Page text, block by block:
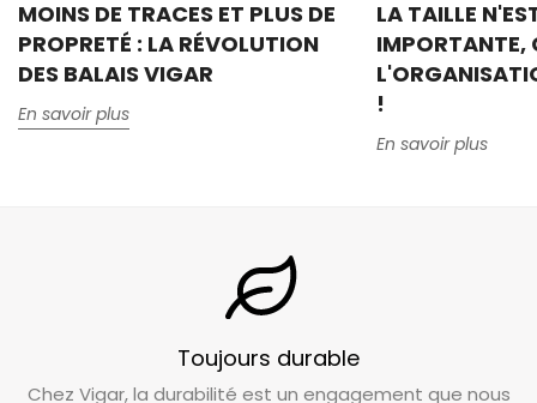
MOINS DE TRACES ET PLUS DE
PROPRETÉ : LA RÉVOLUTION
DES BALAIS VIGAR
En savoir plus
LA TAILLE
IMPORTANTE,
!
En savoir plus
Toujours durable
Chez Vigar, la durabilité est un engagement que nous